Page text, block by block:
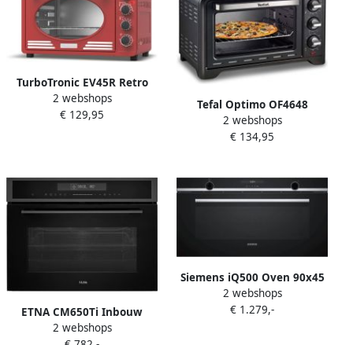
TurboTronic EV45R Retro
Elektrische Oven 45 liter
Rood
2 webshops
€ 129,95
Tefal Optimo OF4648
Vrijstaande Oven 33L
Multifunctioneel Compact
2 webshops
€ 134,95
ETNA CM650Ti Inbouw
Combi-Oven 50L Black
2 webshops
Siemens iQ500 Oven 90x45
cm 9 syst ecoCl Full
2 webshops
€ 1.279,-